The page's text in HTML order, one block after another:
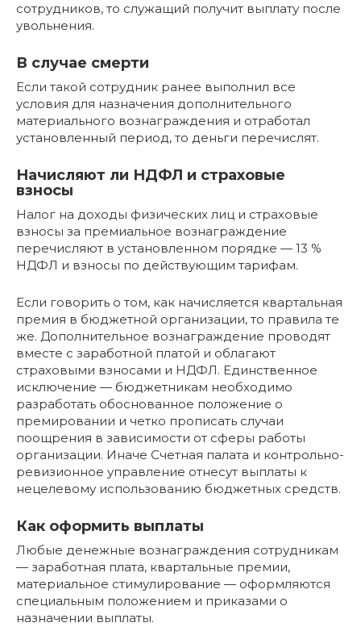
сотрудников, то служащий получит выплату после
увольнения.
В случае смерти
Если такой сотрудник ранее выполнил все
условия для назначения дополнительного
материального вознаграждения и отработал
установленный период, то деньги перечислят.
Начисляют ли НДФЛ и страховые
взносы
Налог на доходы физических лиц и страховые
взносы за премиальное вознаграждение
перечисляют в установленном порядке — 13 %
НДФЛ и взносы по действующим тарифам.
Если говорить о том, как начисляется квартальная
премия в бюджетной организации, то правила те
же. Дополнительное вознаграждение проводят
вместе с заработной платой и облагают
страховыми взносами и НДФЛ. Единственное
исключение — бюджетникам необходимо
разработать обоснованное положение о
премировании и четко прописать случаи
поощрения в зависимости от сферы работы
организации. Иначе Счетная палата и контрольно-
ревизионное управление отнесут выплаты к
нецелевому использованию бюджетных средств.
Как оформить выплаты
Любые денежные вознаграждения сотрудникам
— заработная плата, квартальные премии,
материальное стимулирование — оформляются
специальным положением и приказами о
назначении выплаты.